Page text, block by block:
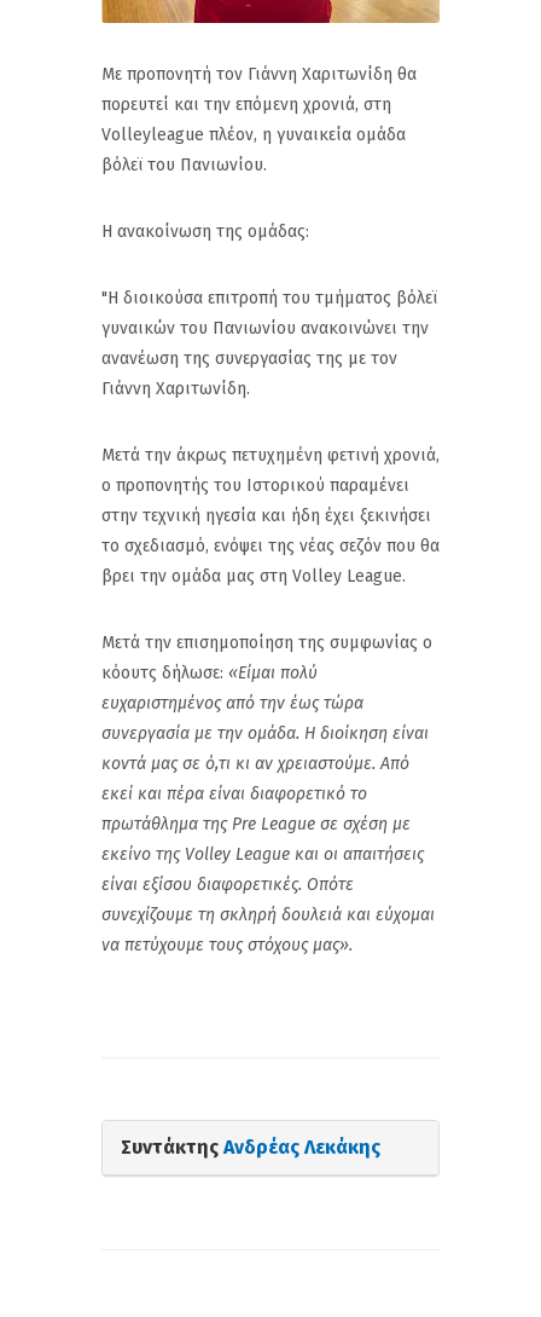
Με προπονητή τον Γιάννη Χαριτωνίδη θα
πορευτεί και την επόμενη χρονιά, στη
Volleyleague πλέον, η γυναικεία ομάδα
βόλεϊ του Πανιωνίου.
Η ανακοίνωση της ομάδας:
"Η διοικούσα επιτροπή του τμήματος βόλεϊ
γυναικών του Πανιωνίου ανακοινώνει την
ανανέωση της συνεργασίας της με τον
Γιάννη Χαριτωνίδη.
Μετά την άκρως πετυχημένη φετινή χρονιά,
ο προπονητής του Ιστορικού παραμένει
στην τεχνική ηγεσία και ήδη έχει ξεκινήσει
το σχεδιασμό, ενόψει της νέας σεζόν που θα
βρει την ομάδα μας στη Volley League.
Μετά την επισημοποίηση της συμφωνίας ο
κόουτς δήλωσε: «Είμαι πολύ
ευχαριστημένος από την έως τώρα
συνεργασία με την ομάδα. Η διοίκηση είναι
κοντά μας σε ό,τι κι αν χρειαστούμε. Από
εκεί και πέρα είναι διαφορετικό το
πρωτάθλημα της Pre League σε σχέση με
εκείνο της Volley League και οι απαιτήσεις
είναι εξίσου διαφορετικές. Οπότε
συνεχίζουμε τη σκληρή δουλειά και εύχομαι
να πετύχουμε τους στόχους μας».
Συντάκτης Ανδρέας Λεκάκης